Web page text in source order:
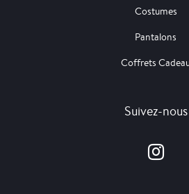
Costumes
Pantalons
Coffrets
Suivez-nous